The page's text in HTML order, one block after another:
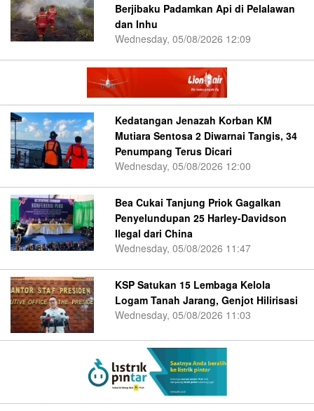
Berjibaku Padamkan Api di Pelalawan
dan Inhu
Wednesday, 05/08/2026 12:09
Kedatangan Jenazah Korban KM
Mutiara Sentosa 2 Diwarnai Tangis, 34
Penumpang Terus Dicari
Wednesday, 05/08/2026 12:00
Bea Cukai Tanjung Priok Gagalkan
Penyelundupan 25 Harley-Davidson
Ilegal dari China
Wednesday, 05/08/2026 11:47
KSP Satukan 15 Lembaga Kelola
Logam Tanah Jarang, Genjot Hilirisasi
Wednesday, 05/08/2026 11:03